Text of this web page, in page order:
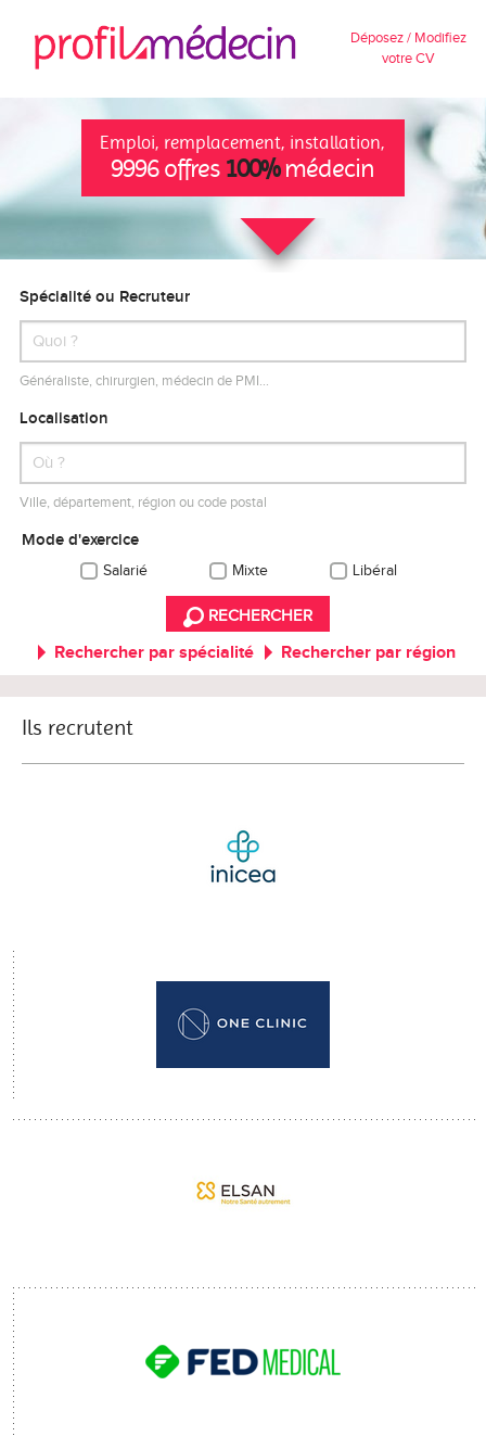
Déposez / Modifiez
votre CV
Emploi, remplacement, installation,
9996 offres 100%médecin
Spécialité ou Recruteur
Généraliste, chirurgien, médecin de PMI…
Localisation
Ville, département, région ou code postal
Mode d'exercice
Salarié Mixte Libéral
RECHERCHER
Rechercher par spécialité Rechercher par région
Ils recrutent